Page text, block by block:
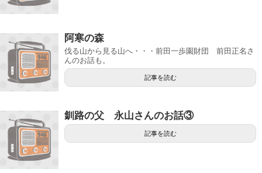
阿寒の森
伐る山から見る山へ・・・前田一歩園財団 前田正名さ
んのお話も。
記事を読む
釧路の父 永山さんのお話③
記事を読む